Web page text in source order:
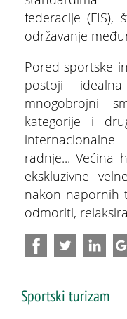
federacije (FIS),
održavanje
Pored sportske
postoji
mnogobrojni
kategorije i
radnje... Većina
ekskluzivne
nakon napornih
odmoriti,
Sportski turizam